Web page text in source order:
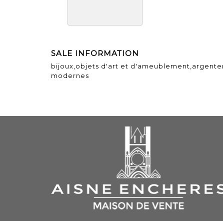
SALE INFORMATION
bijoux,objets d'art et
modernes